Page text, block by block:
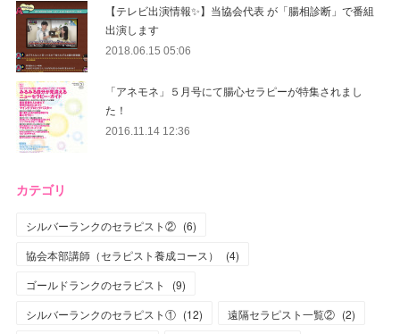
【テレビ出演情報✨】当協会代表 が「腸相診断」で番組
出演します
2018.06.15 05:06
「アネモネ」５月号にて腸心セラピーが特集されまし
た！
2016.11.14 12:36
カテゴリ
シルバーランクのセラピスト② (6)
協会本部講師（セラピスト養成コース）
(4)
ゴールドランクのセラピスト
(9)
シルバーランクのセラピスト① (12) 遠隔セラピスト一覧② (2)